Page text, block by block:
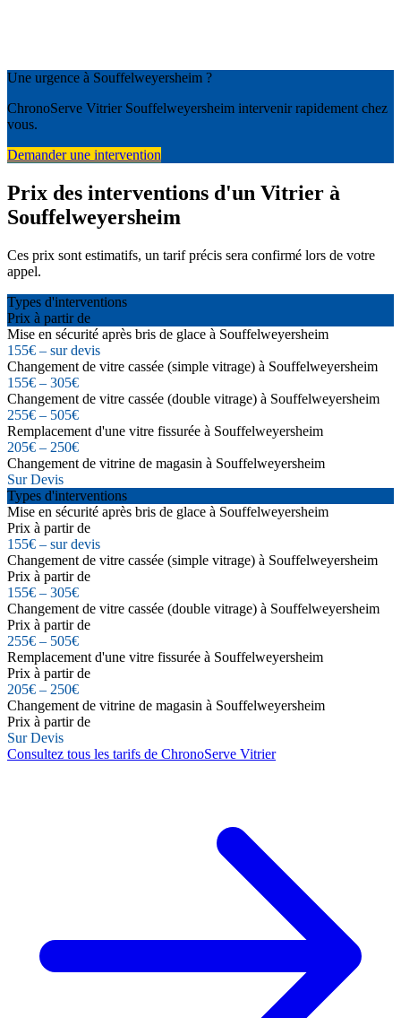
Une urgence à Souffelweyersheim ?
ChronoServe Vitrier Souffelweyersheim intervenir rapidement chez
vous.
Demander une intervention
Prix des interventions d'un Vitrier à
Souffelweyersheim
Ces prix sont estimatifs, un tarif précis sera confirmé lors de votre
appel.
Types d'interventions
Prix à partir de
Mise en sécurité après bris de glace à Souffelweyersheim
155€ – sur devis
Changement de vitre cassée (simple vitrage) à Souffelweyersheim
155€ – 305€
Changement de vitre cassée (double vitrage) à Souffelweyersheim
255€ – 505€
Remplacement d'une vitre fissurée à Souffelweyersheim
205€ – 250€
Changement de vitrine de magasin à Souffelweyersheim
Sur Devis
Types d'interventions
Mise en sécurité après bris de glace à Souffelweyersheim
Prix à partir de
155€ – sur devis
Changement de vitre cassée (simple vitrage) à Souffelweyersheim
Prix à partir de
155€ – 305€
Changement de vitre cassée (double vitrage) à Souffelweyersheim
Prix à partir de
255€ – 505€
Remplacement d'une vitre fissurée à Souffelweyersheim
Prix à partir de
205€ – 250€
Changement de vitrine de magasin à Souffelweyersheim
Prix à partir de
Sur Devis
Consultez tous les tarifs de ChronoServe Vitrier